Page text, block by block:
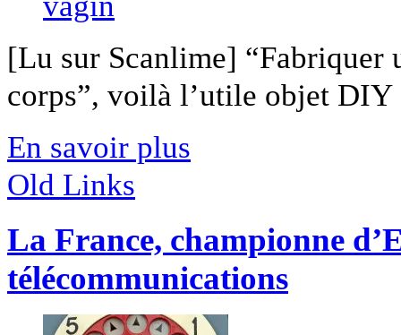
[Lu sur Scanlime] “Fabriquer
corps”, voilà l’utile objet
En savoir plus
Old Links
La France, championne
télécommunications